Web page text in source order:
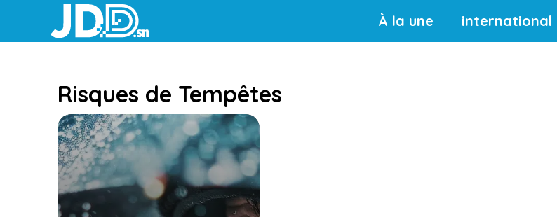
À la une international
Risques de Tempêtes